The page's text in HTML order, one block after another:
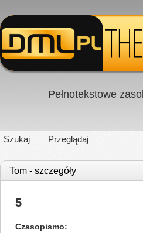
Pełnotekstowe
Szukaj Przeglądaj
Tom - szczegóły
5
Czasopismo